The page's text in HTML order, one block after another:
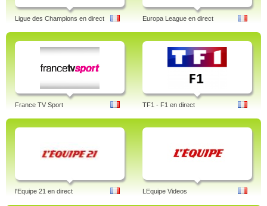
Ligue des Champions en direct Europa League en direct
France TV Sport TF1 - F1 en direct
l'Equipe 21 en direct LEquipe Videos